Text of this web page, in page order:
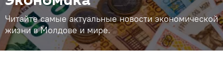
Читайте самые актуальные новости экономической
жизни в Молдове и мире.